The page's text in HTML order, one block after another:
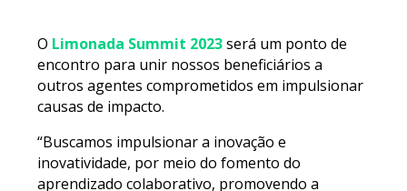
O Limonada Summit 2023será um ponto de
encontro para unir nossos beneficiários a
outros agentes comprometidos em impulsionar
causas de impacto.
“Buscamos impulsionar a inovação e
inovatividade, por meio do fomento do
aprendizado colaborativo, promovendo a